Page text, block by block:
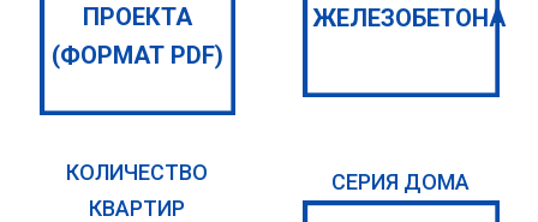
ПРОЕКТА
(ФОРМАТ PDF)
ЖЕЛЕЗОБЕТОНА
КОЛИЧЕСТВО
КВАРТИР
СЕРИЯ ДОМА